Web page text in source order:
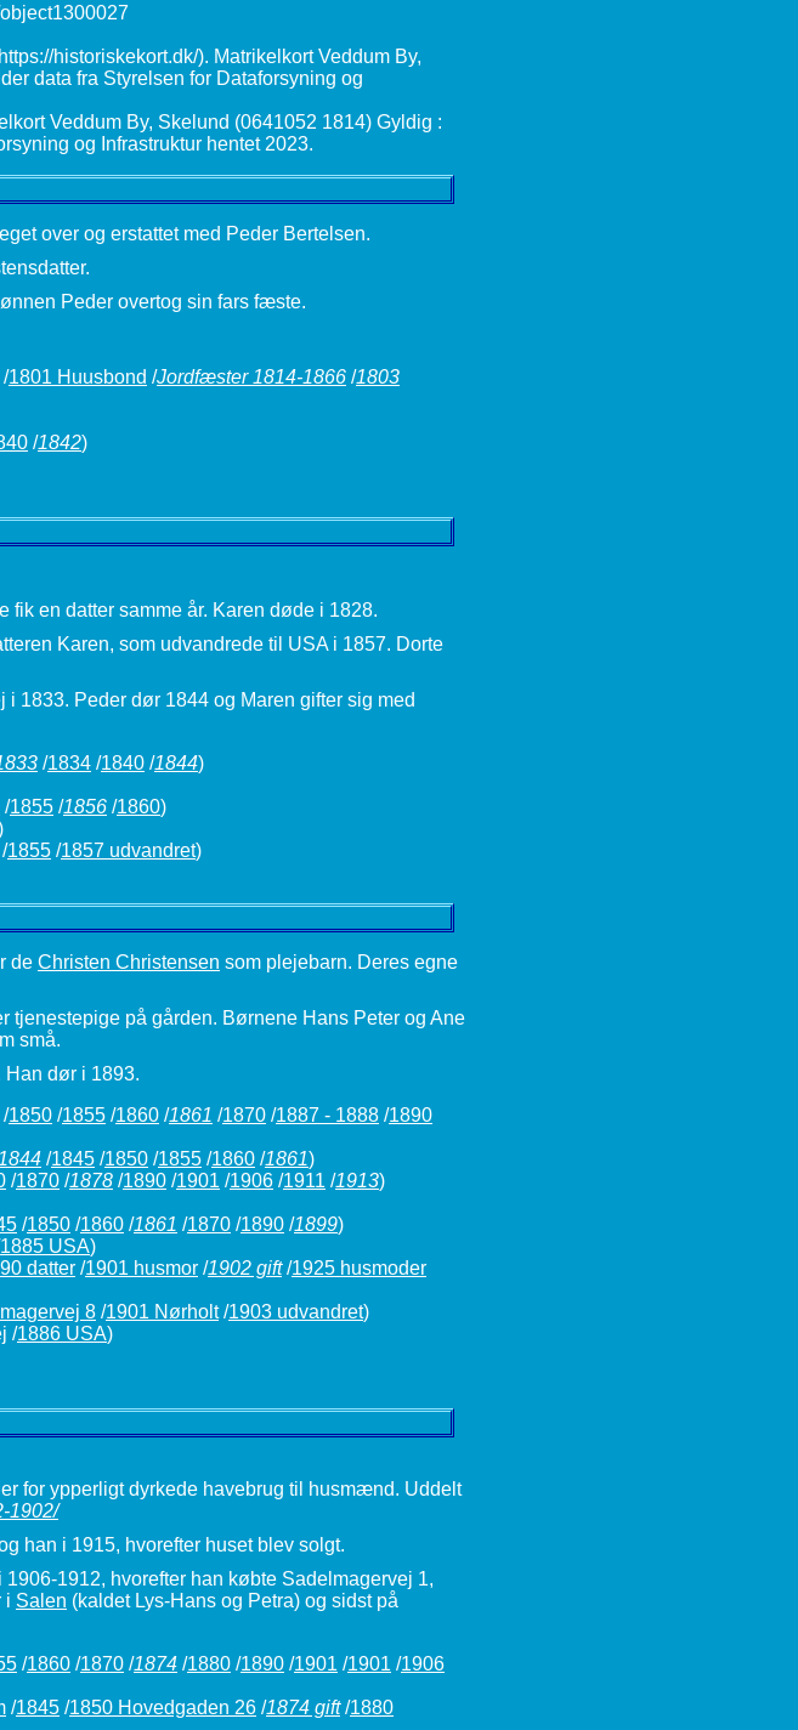
over og erstattet med Peder Bertelsen.
Peder overtog sin fars fæste.
/1801 Huusbond /Jordfæster 1814-1866 /1803
/1842)
fik en datter samme år. Karen døde i 1828.
Karen, som udvandrede til USA i 1857. Dorte
i 1833. Peder dør 1844 og Maren gifter sig med
/1834 /1840 /1844)
/1855 /1856 /1860)
/1855 /1857 udvandret)
de Christen Christensen som plejebarn. Deres egne
tjenestepige på gården. Børnene Hans Peter og Ane
små.
Han dør i 1893.
/1850 /1855 /1860 /1861 /1870 /1887 - 1888 /1890
/1845 /1850 /1855 /1860 /1861)
/1870 /1878 /1890 /1901 /1906 /1911 /1913)
/1850 /1860 /1861 /1870 /1890 /1899)
1885 USA)
datter /1901 husmor /1902 gift/1925 husmoder
8 /1901 Nørholt/1903 udvandret)
/1886 USA)
for ypperligt dyrkede havebrug til husmænd. Uddelt
1902/
han i 1915, hvorefter huset blev solgt.
1912, hvorefter han købte Sadelmagervej 1,
i Salen (kaldet Lys-Hans og Petra) og sidst på
/1860 /1870 /1874 /1880 /1890 /1901 /1901 /1906
/1845 /1850 Hovedgaden 26 /1874 gift/1880